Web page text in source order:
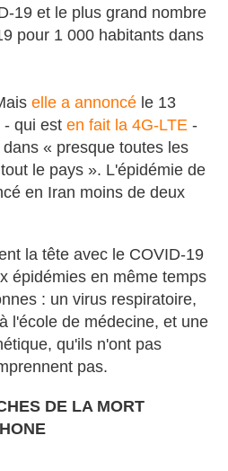
19 et le plus grand nombre
pour 1 000 habitants dans
elle a annoncé le 13
- qui est en fait la 4G-LTE -
« presque toutes les
le pays ». L'épidémie de
en Iran moins de deux
la tête avec le COVID-19
épidémies en même temps
: un virus respiratoire,
l'école de médecine, et une
qu'ils n'ont pas
pas.
DE LA MORT